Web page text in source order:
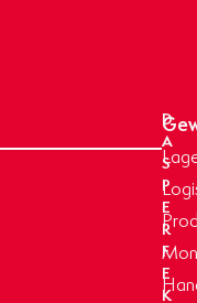
D
A
S
P
E
R
F
E
K